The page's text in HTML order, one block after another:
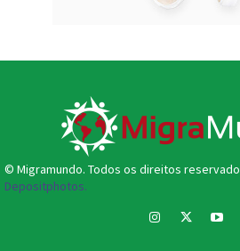
© Migramundo. Todos os direitos
Depositphotos.